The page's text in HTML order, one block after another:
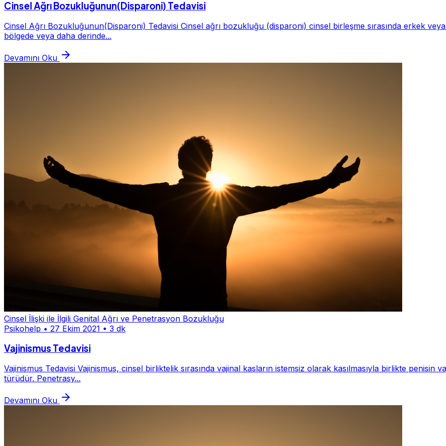
Cinsel Ağrı Bozukluğunun(Disparoni) Tedavisi
Cinsel Ağrı Bozukluğunun(Disparoni) Tedavisi Cinsel ağrı bozukluğu (disparoni) cinsel birleşme sırasında erkek
bölgede veya daha derinde...
Devamını Oku
Cinsel İlişki ile İlgili Genital Ağrı ve Penetrasyon Bozukluğu
Psikohelp • 27 Ekim 2021 • 3 dk
Vajinismus Tedavisi
Vajinismus Tedavisi Vajinismus, cinsel birliktelik sırasında vajinal kasların istemsiz olarak kasılmasıyla birlikte penisin
türüdür. Penetrasy...
Devamını Oku